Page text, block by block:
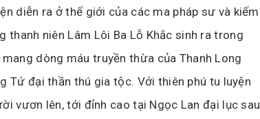
diễn ra ở thế giới của các ma pháp sư và kiếm
thanh niên Lâm Lôi Ba Lỗ Khắc sinh ra trong
dòng máu truyền thừa của Thanh Long
Tứ đại thần thú gia tộc. Với thiên phú tu luyện
vươn lên, tới đỉnh cao tại Ngọc Lan đại lục sau